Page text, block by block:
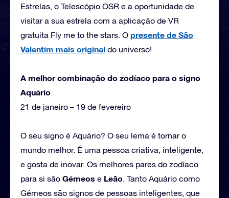
Estrelas, o Telescópio OSR e a oportunidade de
visitar a sua estrela com a aplicação de VR
gratuita Fly me to the stars. O presente de São
Valentim mais original do universo!
A melhor combinação do zodíaco para o signo
Aquário
21 de janeiro – 19 de fevereiro
O seu signo é Aquário? O seu lema é tornar o
mundo melhor. É uma pessoa criativa, inteligente,
e gosta de inovar. Os melhores pares do zodíaco
para si são Gémeos e Leão. Tanto Aquário como
Gémeos são signos de pessoas inteligentes, que